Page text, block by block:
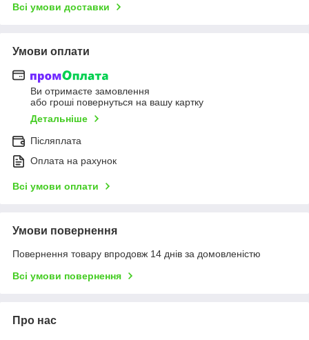
Всі умови доставки
Умови оплати
Ви отримаєте замовлення
або гроші повернуться на вашу картку
Детальніше
Післяплата
Оплата на рахунок
Всі умови оплати
Умови повернення
Повернення товару впродовж 14 днів за домовленістю
Всі умови повернення
Про нас